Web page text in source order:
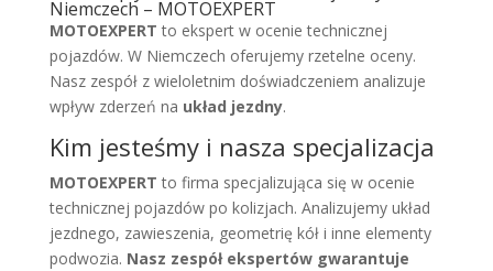
Niemczech – MOTOEXPERT
MOTOEXPERT to ekspert w ocenie technicznej
pojazdów. W Niemczech oferujemy rzetelne oceny.
Nasz zespół z wieloletnim doświadczeniem analizuje
wpływ zderzeń na układ jezdny.
Kim jesteśmy i nasza specjalizacja
MOTOEXPERT to firma specjalizująca się w ocenie
technicznej pojazdów po kolizjach. Analizujemy układ
jezdnego, zawieszenia, geometrię kół i inne elementy
podwozia. Nasz zespół ekspertów gwarantuje